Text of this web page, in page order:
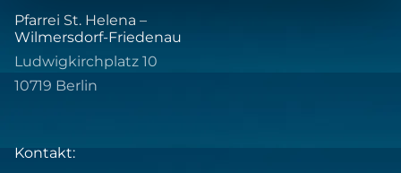
Pfarrei St. Helena –
Wilmersdorf-Friedenau
Ludwigkirchplatz 10
10719 Berlin
Kontakt: